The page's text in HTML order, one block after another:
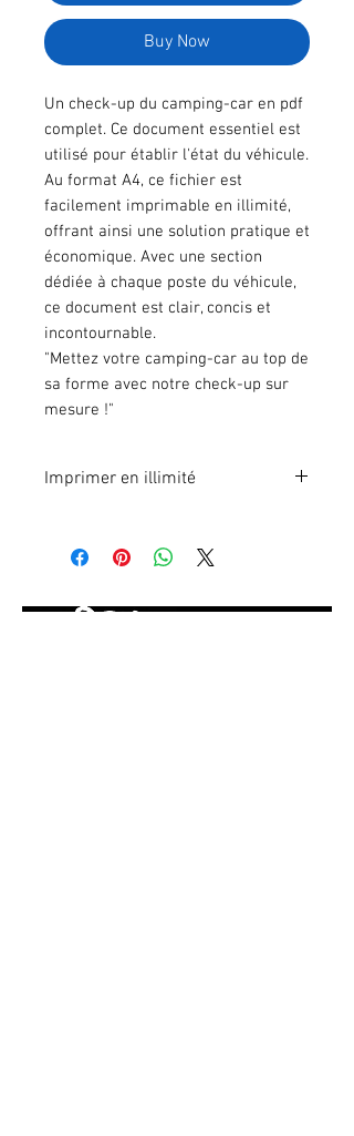
Buy Now
Un check-up du camping-car en pdf
complet. Ce document essentiel est
utilisé pour établir l'état du véhicule.
Au format A4, ce fichier est
facilement imprimable en illimité,
offrant ainsi une solution pratique et
économique. Avec une section
dédiée à chaque poste du véhicule,
ce document est clair, concis et
incontournable.
"Mettez votre camping-car au top de
sa forme avec notre check-up sur
mesure !"
Imprimer en illimité
illimité. Pour 1 poste.
ligne, vous recevrez